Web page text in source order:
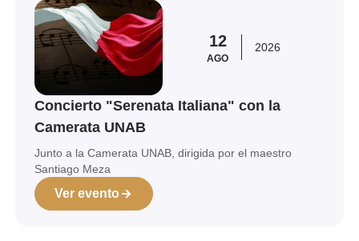
12
AGO
2026
Concierto "Serenata Italiana" con la
Camerata UNAB
Junto a la Camerata UNAB, dirigida por el maestro
Santiago Meza
Ver evento
Ver evento